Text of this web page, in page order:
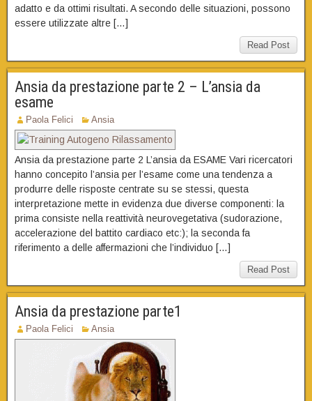
adatto e da ottimi risultati. A secondo delle situazioni, possono
essere utilizzate altre […]
Read Post
Ansia da prestazione parte 2 – L’ansia da
esame
Paola Felici Ansia
Ansia da prestazione parte 2 L’ansia da ESAME Vari ricercatori
hanno concepito l’ansia per l’esame come una tendenza a
produrre delle risposte centrate su se stessi, questa
interpretazione mette in evidenza due diverse componenti: la
prima consiste nella reattività neurovegetativa (sudorazione,
accelerazione del battito cardiaco etc:); la seconda fa
riferimento a delle affermazioni che l’individuo […]
Read Post
Ansia da prestazione parte1
Paola Felici Ansia